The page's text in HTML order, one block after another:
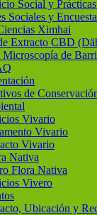
Social y
Sociales y Encuesta
Ximhai
Extracto CBD
Microscopía de
de
Vivario
Vivario
Vivario
Nativa
Flora Nativa
Vivero
Ubicación y